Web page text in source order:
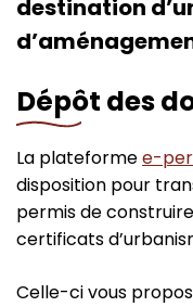
destination
Dépôt des
La plateformee-
disposition pour
permis de
certificats
Celle-ci vous